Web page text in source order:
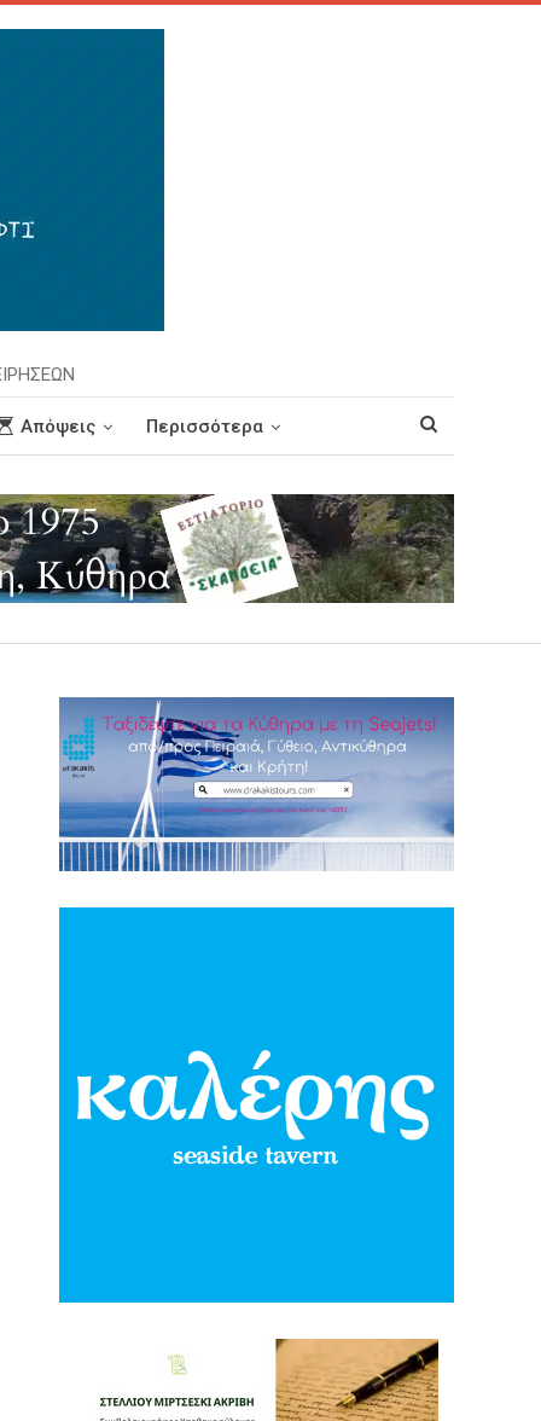
Απόψεις Περισσότερα